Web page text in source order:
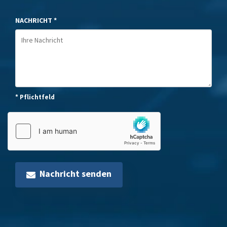
NACHRICHT *
* Pflichtfeld
Nachricht senden